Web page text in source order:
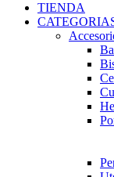
TIENDA